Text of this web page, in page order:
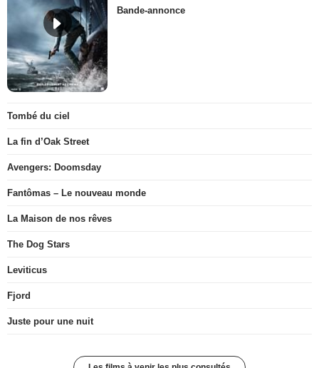
Bande-annonce
Tombé du ciel
La fin d’Oak Street
Avengers: Doomsday
Fantômas – Le nouveau monde
La Maison de nos rêves
The Dog Stars
Leviticus
Fjord
Juste pour une nuit